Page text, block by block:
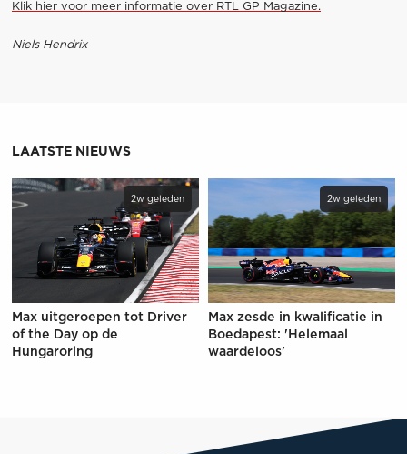
Klik hier voor meer informatie over RTL GP Magazine.
Niels Hendrix
LAATSTE NIEUWS
2w geleden
Max uitgeroepen tot Driver
of the Day op de
Hungaroring
2w geleden
Max zesde in kwalificatie in
Boedapest: 'Helemaal
waardeloos'